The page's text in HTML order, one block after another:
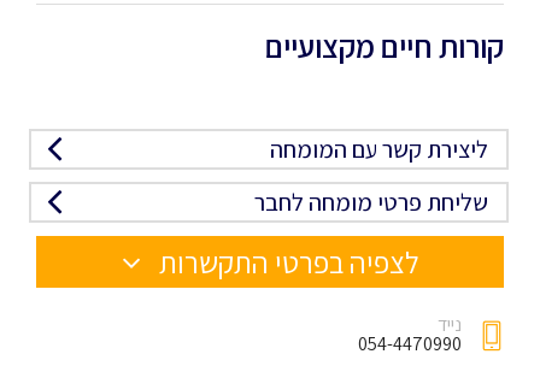
קורות חיים מקצועיים
ליצירת קשר עם המומחה
שליחת פרטי מומחה לחבר
לצפיה בפרטי התקשרות
נייד
054-4470990